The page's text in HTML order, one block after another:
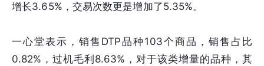
增长3.65%，交易次数更是增加了5.35%。
一心堂表示，销售DTP品种103个商品，销售占比
0.82%，过机毛利8.63%，对于该类增量的品种，其